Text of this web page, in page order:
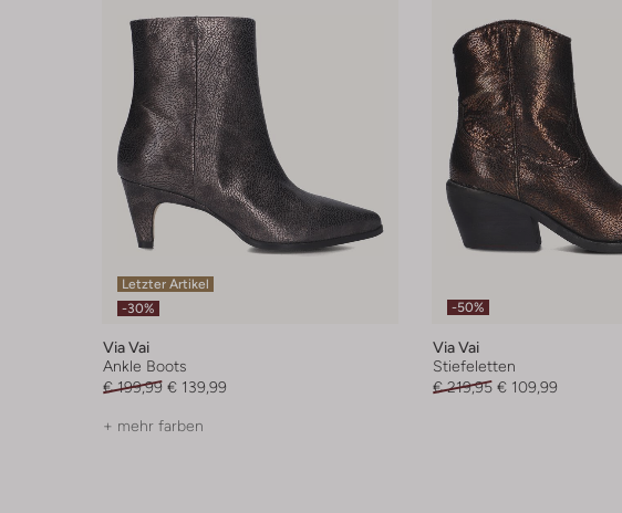
Letzter Artikel
-30%
Via Vai
Ankle Boots
€ 199,99 € 139,99
+ mehr farben
-50%
Via Vai
Stiefeletten
€ 219,95 € 109,99